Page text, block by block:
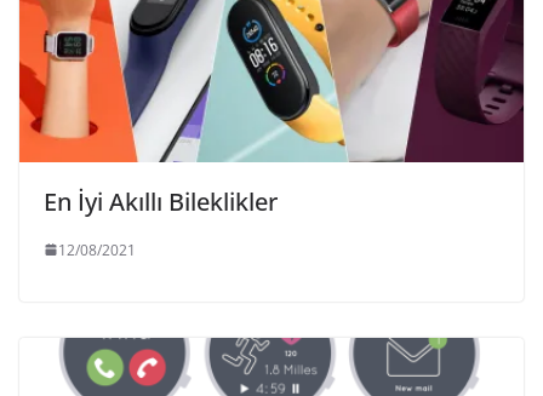
En İyi Akıllı Bileklikler
12/08/2021